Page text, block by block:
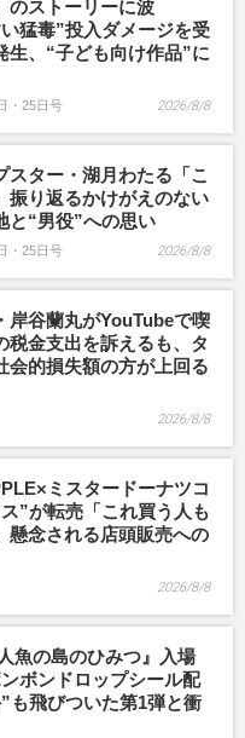
のストーリーに波
猛毒”投入ダメージを受
生、“子ども向け作品”に
・25日号 2026/8/8
スター・湖月わたる「こ
振り返るかけがえのない
と“男役”への思い
・25日号 2026/8/8
岸谷蘭丸がYouTubeで喫
税金支出を訴えるも、タ
会的損失額の方が上回る
2026/8/8
ミスタードーナツコ
”が転売「これ買う人も
懸念される店頭販売への
2026/8/8
魚の島のひみつ』入場
ボンドロップシール配
も飛びついた第1弾と衝